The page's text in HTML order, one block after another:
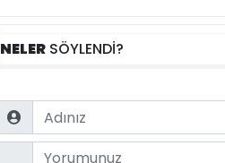
NELER SÖYLENDİ?
Name
Comment